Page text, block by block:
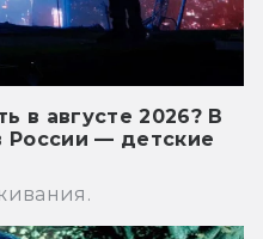
в августе 2026? В
России — детские